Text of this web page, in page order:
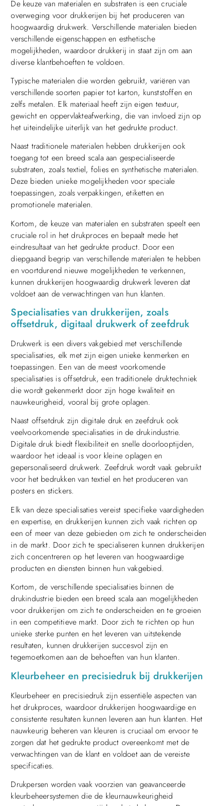
De keuze van materialen en substraten is een cruciale
overweging voor drukkerijen bij het produceren van
hoogwaardig drukwerk. Verschillende materialen bieden
verschillende eigenschappen en esthetische
mogelijkheden, waardoor drukkerij in staat zijn om aan
diverse klantbehoeften te voldoen.
Typische materialen die worden gebruikt, variëren van
verschillende soorten papier tot karton, kunststoffen en
zelfs metalen. Elk materiaal heeft zijn eigen textuur,
gewicht en oppervlakteafwerking, die van invloed zijn op
het uiteindelijke uiterlijk van het gedrukte product.
Naast traditionele materialen hebben drukkerijen ook
toegang tot een breed scala aan gespecialiseerde
substraten, zoals textiel, folies en synthetische materialen.
Deze bieden unieke mogelijkheden voor speciale
toepassingen, zoals verpakkingen, etiketten en
promotionele materialen.
Kortom, de keuze van materialen en substraten speelt een
cruciale rol in het drukproces en bepaalt mede het
eindresultaat van het gedrukte product. Door een
diepgaand begrip van verschillende materialen te hebben
en voortdurend nieuwe mogelijkheden te verkennen,
kunnen drukkerijen hoogwaardig drukwerk leveren dat
voldoet aan de verwachtingen van hun klanten.
Specialisaties van drukkerijen, zoals
offsetdruk, digitaal drukwerk of zeefdruk
Drukwerk is een divers vakgebied met verschillende
specialisaties, elk met zijn eigen unieke kenmerken en
toepassingen. Een van de meest voorkomende
specialisaties is offsetdruk, een traditionele druktechniek
die wordt gekenmerkt door zijn hoge kwaliteit en
nauwkeurigheid, vooral bij grote oplagen.
Naast offsetdruk zijn digitale druk en zeefdruk ook
veelvoorkomende specialisaties in de drukindustrie.
Digitale druk biedt flexibiliteit en snelle doorlooptijden,
waardoor het ideaal is voor kleine oplagen en
gepersonaliseerd drukwerk. Zeefdruk wordt vaak gebruikt
voor het bedrukken van textiel en het produceren van
posters en stickers.
Elk van deze specialisaties vereist specifieke vaardigheden
en expertise, en drukkerijen kunnen zich vaak richten op
een of meer van deze gebieden om zich te onderscheiden
in de markt. Door zich te specialiseren kunnen drukkerijen
zich concentreren op het leveren van hoogwaardige
producten en diensten binnen hun vakgebied.
Kortom, de verschillende specialisaties binnen de
drukindustrie bieden een breed scala aan mogelijkheden
voor drukkerijen om zich te onderscheiden en te groeien
in een competitieve markt. Door zich te richten op hun
unieke sterke punten en het leveren van uitstekende
resultaten, kunnen drukkerijen succesvol zijn en
tegemoetkomen aan de behoeften van hun klanten.
Kleurbeheer en precisiedruk bij drukkerijen
Kleurbeheer en precisiedruk zijn essentiële aspecten van
het drukproces, waardoor drukkerijen hoogwaardige en
consistente resultaten kunnen leveren aan hun klanten. Het
nauwkeurig beheren van kleuren is cruciaal om ervoor te
zorgen dat het gedrukte product overeenkomt met de
verwachtingen van de klant en voldoet aan de vereiste
specificaties.
Drukpersen worden vaak voorzien van geavanceerde
kleurbeheersystemen die de kleurnauwkeurigheid